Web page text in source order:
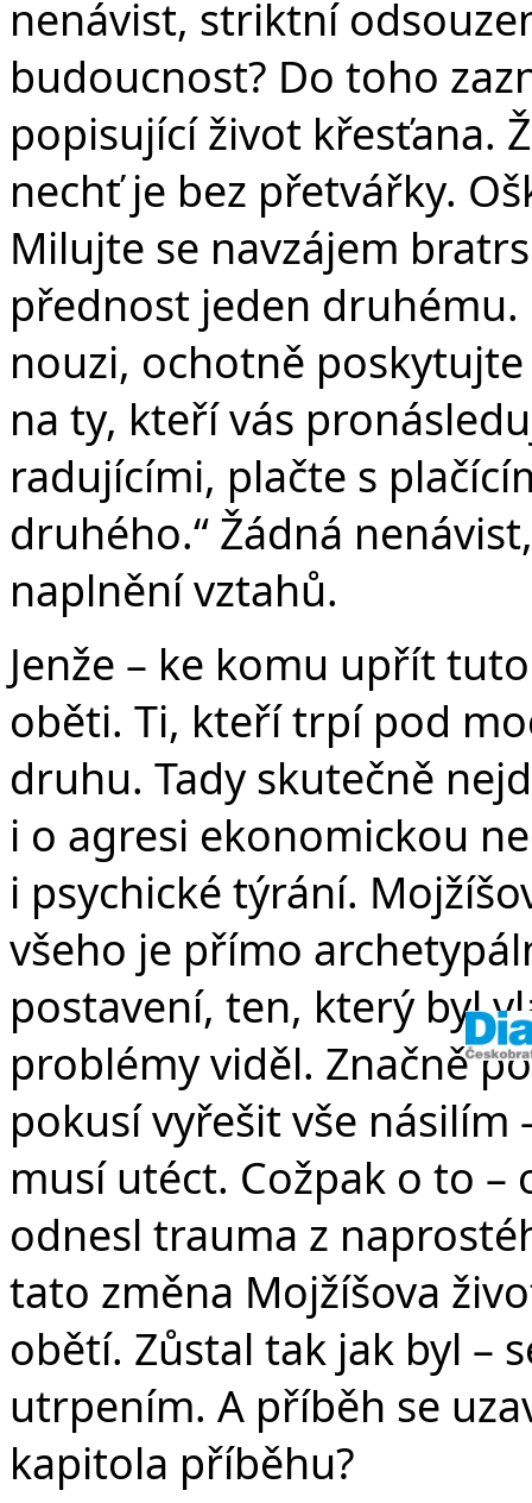
nenávist, striktní
budoucnost? Do toho
popisující život křesťana.
nechť je bez přetvářky.
Milujte se navzájem
přednost jeden
nouzi, ochotně
na ty, kteří vás
radujícími, plačte s
druhého.“ Žádná
naplnění vztahů.
Jenže – ke komu upřít
oběti. Ti, kteří trpí pod
druhu. Tady skutečně
i o agresi ekonomickou
i psychické týrání.
všeho je přímo
postavení, ten, který byl
problémy viděl. Značně
pokusí vyřešit vše násilím
musí utéct. Cožpak o to –
odnesl trauma z
tato změna Mojžíšova
obětí. Zůstal tak jak byl –
utrpením. A příběh se
kapitola příběhu?